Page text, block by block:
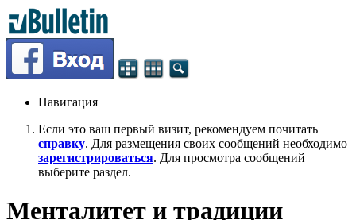
Навигация
Если это ваш первый визит, рекомендуем почитать
справку. Для размещения своих сообщений необходимо
зарегистрироваться. Для просмотра сообщений
выберите раздел.
Менталитет и традиции